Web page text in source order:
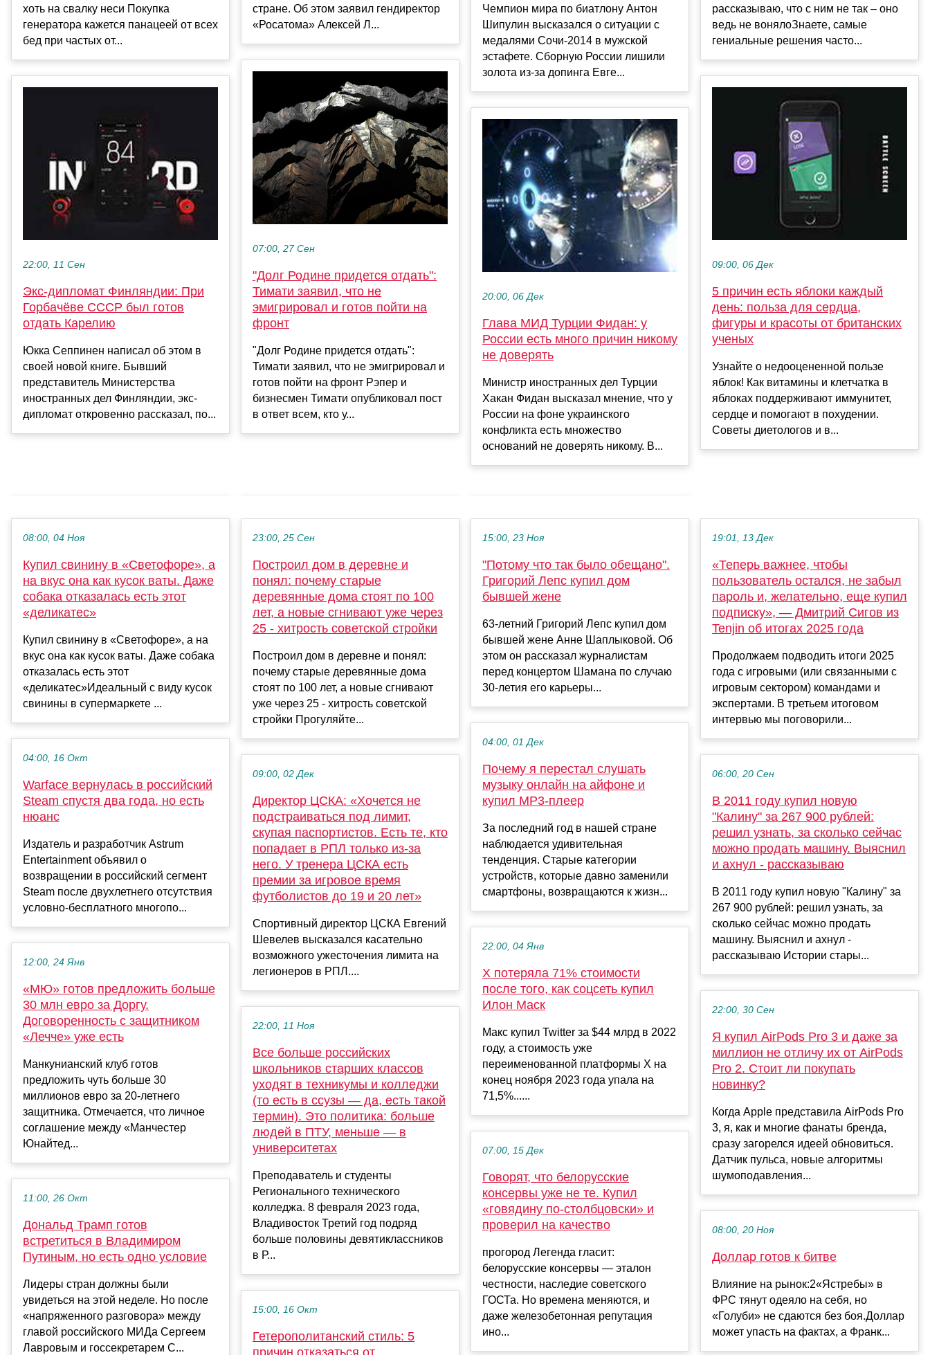
хоть на свалку неси Покупка
генератора кажется панацеей от всех
бед при частых от...
22:00, 11 Сен
Экс-дипломат Финляндии: При
Горбачёве СССР был готов
отдать Карелию
Юкка Сеппинен написал об этом в
своей новой книге. Бывший
представитель Министерства
иностранных дел Финляндии, экс-
дипломат откровенно рассказал, по...
стране. Об этом заявил гендиректор
«Росатома» Алексей Л...
07:00, 27 Сен
"Долг Родине придется отдать":
Тимати заявил, что не
эмигрировал и готов пойти на
фронт
"Долг Родине придется отдать":
Тимати заявил, что не эмигрировал и
готов пойти на фронт Рэпер и
бизнесмен Тимати опубликовал пост
в ответ всем, кто у...
Чемпион мира по биатлону Антон
Шипулин высказался о ситуации с
медалями Сочи-2014 в мужской
эстафете. Сборную России лишили
золота из-за допинга Евге...
20:00, 06 Дек
Глава МИД Турции Фидан: у
России есть много причин никому
не доверять
Министр иностранных дел Турции
Хакан Фидан высказал мнение, что у
России на фоне украинского
конфликта есть множество
оснований не доверять никому. В...
рассказываю, что с ним не так – оно
ведь не вонялоЗнаете, самые
гениальные решения часто...
09:00, 06 Дек
5 причин есть яблоки каждый
день: польза для сердца,
фигуры и красоты от британских
ученых
Узнайте о недооцененной пользе
яблок! Как витамины и клетчатка в
яблоках поддерживают иммунитет,
сердце и помогают в похудении.
Советы диетологов и в...
08:00, 04 Ноя
Купил свинину в «Светофоре», а
на вкус она как кусок ваты. Даже
собака отказалась есть этот
«деликатес»
Купил свинину в «Светофоре», а на
вкус она как кусок ваты. Даже собака
отказалась есть этот
«деликатес»Идеальный с виду кусок
свинины в супермаркете ...
04:00, 16 Окт
Warface вернулась в российский
Steam спустя два года, но есть
нюанс
Издатель и разработчик Astrum
Entertainment объявил о
возвращении в российский сегмент
Steam после двухлетнего отсутствия
условно-бесплатного многопо...
12:00, 24 Янв
«МЮ» готов предложить больше
30 млн евро за Доргу.
Договоренность с защитником
«Лечче» уже есть
Манкунианский клуб готов
предложить чуть больше 30
миллионов евро за 20-летнего
защитника. Отмечается, что личное
соглашение между «Манчестер
Юнайтед...
11:00, 26 Окт
Дональд Трамп готов
встретиться в Владимиром
Путиным, но есть одно условие
Лидеры стран должны были
увидеться на этой неделе. Но после
«напряженного разговора» между
главой российского МИДа Сергеем
Лавровым и госсекретарем С...
23:00, 25 Сен
Построил дом в деревне и
понял: почему старые
деревянные дома стоят по 100
лет, а новые сгнивают уже через
25 - хитрость советской стройки
Построил дом в деревне и понял:
почему старые деревянные дома
стоят по 100 лет, а новые сгнивают
уже через 25 - хитрость советской
стройки Прогуляйте...
09:00, 02 Дек
Директор ЦСКА: «Хочется не
подстраиваться под лимит,
скупая паспортистов. Есть те, кто
попадает в РПЛ только из-за
него. У тренера ЦСКА есть
премии за игровое время
футболистов до 19 и 20 лет»
Спортивный директор ЦСКА Евгений
Шевелев высказался касательно
возможного ужесточения лимита на
легионеров в РПЛ....
22:00, 11 Ноя
Все больше российских
школьников старших классов
уходят в техникумы и колледжи
(то есть в ссузы — да, есть такой
термин). Это политика: больше
людей в ПТУ, меньше — в
университетах
Преподаватель и студенты
Регионального технического
колледжа. 8 февраля 2023 года,
Владивосток Третий год подряд
больше половины девятиклассников
в Р...
15:00, 16 Окт
Гетерополитанский стиль: 5
15:00, 23 Ноя
"Потому что так было обещано".
Григорий Лепс купил дом
бывшей жене
63-летний Григорий Лепс купил дом
бывшей жене Анне Шаплыковой. Об
этом он рассказал журналистам
перед концертом Шамана по случаю
30-летия его карьеры...
04:00, 01 Дек
Почему я перестал слушать
музыку онлайн на айфоне и
купил MP3-плеер
За последний год в нашей стране
наблюдается удивительная
тенденция. Старые категории
устройств, которые давно заменили
смартфоны, возвращаются к жизн...
22:00, 04 Янв
X потеряла 71% стоимости
после того, как соцсеть купил
Илон Маск
Макс купил Twitter за $44 млрд в 2022
году, а стоимость уже
переименованной платформы X на
конец ноября 2023 года упала на
71,5%......
07:00, 15 Дек
Говорят, что белорусские
консервы уже не те. Купил
«говядину по-столбцовски» и
проверил на качество
прогород Легенда гласит:
белорусские консервы — эталон
честности, наследие советского
ГОСТа. Но времена меняются, и
даже железобетонная репутация
ино...
19:01, 13 Дек
«Теперь важнее, чтобы
пользователь остался, не забыл
пароль и, желательно, еще купил
подписку», — Дмитрий Сигов из
Tenjin об итогах 2025 года
Продолжаем подводить итоги 2025
года с игровыми (или связанными с
игровым сектором) командами и
экспертами. В третьем итоговом
интервью мы поговорили...
06:00, 20 Сен
В 2011 году купил новую
"Калину" за 267 900 рублей:
решил узнать, за сколько сейчас
можно продать машину. Выяснил
и ахнул - рассказываю
В 2011 году купил новую "Калину" за
267 900 рублей: решил узнать, за
сколько сейчас можно продать
машину. Выяснил и ахнул -
рассказываю Истории стары...
22:00, 30 Сен
Я купил AirPods Pro 3 и даже за
миллион не отличу их от AirPods
Pro 2. Стоит ли покупать
новинку?
Когда Apple представила AirPods Pro
3, я, как и многие фанаты бренда,
сразу загорелся идеей обновиться.
Датчик пульса, новые алгоритмы
шумоподавления...
08:00, 20 Ноя
Доллар готов к битве
Влияние на рынок:2«Ястребы» в
ФРС тянут одеяло на себя, но
«Голуби» не сдаются без боя.Доллар
может упасть на фактах, а Франк...